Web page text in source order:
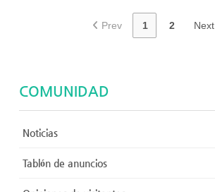
Prev 1 2 Next
COMUNIDAD
Noticias
Tablón de anuncios